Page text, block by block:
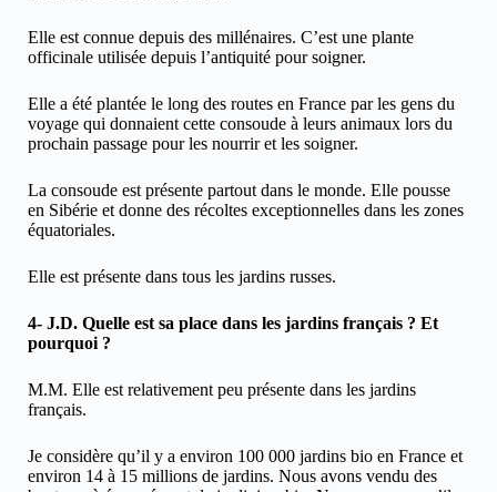
Elle est connue depuis des millénaires. C’est une plante
officinale utilisée depuis l’antiquité pour soigner.
Elle a été plantée le long des routes en France par les gens du
voyage qui donnaient cette consoude à leurs animaux lors du
prochain passage pour les nourrir et les soigner.
La consoude est présente partout dans le monde. Elle pousse
en Sibérie et donne des récoltes exceptionnelles dans les zones
équatoriales.
Elle est présente dans tous les jardins russes.
4- J.D. Quelle est sa place dans les jardins français ? Et
pourquoi ?
M.M. Elle est relativement peu présente dans les jardins
français.
Je considère qu’il y a environ 100 000 jardins bio en France et
environ 14 à 15 millions de jardins. Nous avons vendu des